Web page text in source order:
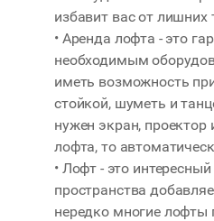
избавит вас от лишних
• Аренда лофта - это
необходимым
иметь возможность
стойкой, шуметь и
нужен экран, проектор
лофта, то
• Лофт - это
пространства
нередко многие лофты